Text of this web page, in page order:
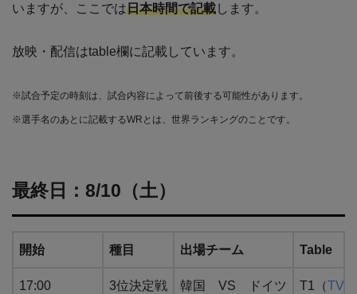
いますが、ここでは日本時間で記載します。
放映・配信はtable欄に記載しています。
※試合予定の時刻は、試合内容によって前後する可能性があります。
※選手名のあとに記載するWRとは、世界ランキングのことです。
最終日：8/10（土）
開始 種目 出場チーム Table
17:00 3位決定戦 韓国 VS ドイツ T1（TVer